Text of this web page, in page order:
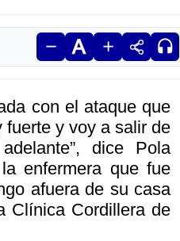
con el ataque que
y voy a salir de
dice Pola
enfermera que fue
afuera de su casa
Clínica Cordillera de